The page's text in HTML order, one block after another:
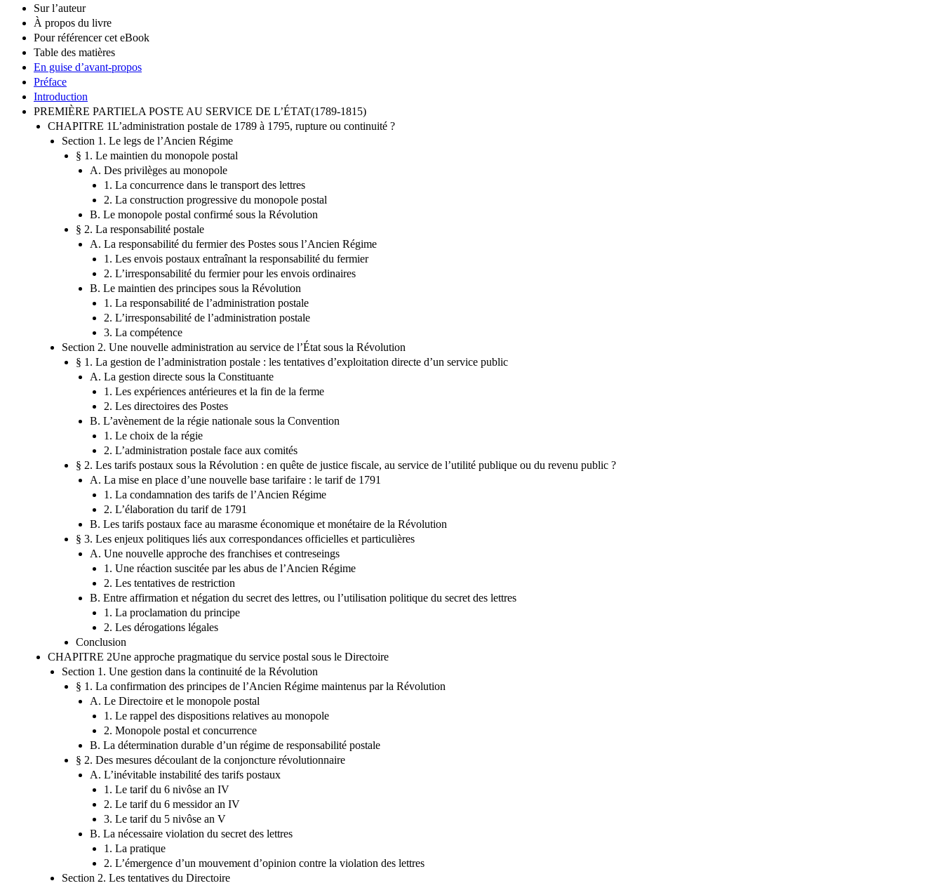
Sur l’auteur
À propos du livre
Pour référencer cet eBook
Table des matières
En guise d’avant-propos
Préface
Introduction
PREMIÈRE PARTIELA POSTE AU SERVICE DE L’ÉTAT(1789-1815)
CHAPITRE 1L’administration postale de 1789 à 1795, rupture ou continuité ?
Section 1. Le legs de l’Ancien Régime
§ 1. Le maintien du monopole postal
A. Des privilèges au monopole
1. La concurrence dans le transport des lettres
2. La construction progressive du monopole postal
B. Le monopole postal confirmé sous la Révolution
§ 2. La responsabilité postale
A. La responsabilité du fermier des Postes sous l’Ancien Régime
1. Les envois postaux entraînant la responsabilité du fermier
2. L’irresponsabilité du fermier pour les envois ordinaires
B. Le maintien des principes sous la Révolution
1. La responsabilité de l’administration postale
2. L’irresponsabilité de l’administration postale
3. La compétence
Section 2. Une nouvelle administration au service de l’État sous la Révolution
§ 1. La gestion de l’administration postale : les tentatives d’exploitation directe d’un service public
A. La gestion directe sous la Constituante
1. Les expériences antérieures et la fin de la ferme
2. Les directoires des Postes
B. L’avènement de la régie nationale sous la Convention
1. Le choix de la régie
2. L’administration postale face aux comités
§ 2. Les tarifs postaux sous la Révolution : en quête de justice fiscale, au service de l’utilité publique ou du revenu public ?
A. La mise en place d’une nouvelle base tarifaire : le tarif de 1791
1. La condamnation des tarifs de l’Ancien Régime
2. L’élaboration du tarif de 1791
B. Les tarifs postaux face au marasme économique et monétaire de la Révolution
§ 3. Les enjeux politiques liés aux correspondances officielles et particulières
A. Une nouvelle approche des franchises et contreseings
1. Une réaction suscitée par les abus de l’Ancien Régime
2. Les tentatives de restriction
B. Entre affirmation et négation du secret des lettres, ou l’utilisation politique du secret des lettres
1. La proclamation du principe
2. Les dérogations légales
Conclusion
CHAPITRE 2Une approche pragmatique du service postal sous le Directoire
Section 1. Une gestion dans la continuité de la Révolution
§ 1. La confirmation des principes de l’Ancien Régime maintenus par la Révolution
A. Le Directoire et le monopole postal
1. Le rappel des dispositions relatives au monopole
2. Monopole postal et concurrence
B. La détermination durable d’un régime de responsabilité postale
§ 2. Des mesures découlant de la conjoncture révolutionnaire
A. L’inévitable instabilité des tarifs postaux
1. Le tarif du 6 nivôse an IV
2. Le tarif du 6 messidor an IV
3. Le tarif du 5 nivôse an V
B. La nécessaire violation du secret des lettres
1. La pratique
2. L’émergence d’un mouvement d’opinion contre la violation des lettres
Section 2. Les tentatives du Directoire